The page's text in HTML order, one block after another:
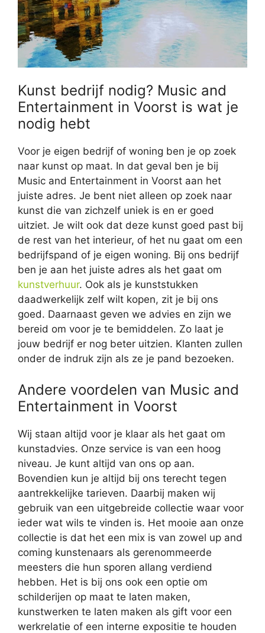
Kunst bedrijf nodig? Music and
Entertainment in Voorst is wat je
nodig hebt
Voor je eigen bedrijf of woning ben je op zoek
naar kunst op maat. In dat geval ben je bij
Music and Entertainment in Voorst aan het
juiste adres. Je bent niet alleen op zoek naar
kunst die van zichzelf uniek is en er goed
uitziet. Je wilt ook dat deze kunst goed past bij
de rest van het interieur, of het nu gaat om een
bedrijfspand of je eigen woning. Bij ons bedrijf
ben je aan het juiste adres als het gaat om
kunstverhuur. Ook als je kunststukken
daadwerkelijk zelf wilt kopen, zit je bij ons
goed. Daarnaast geven we advies en zijn we
bereid om voor je te bemiddelen. Zo laat je
jouw bedrijf er nog beter uitzien. Klanten zullen
onder de indruk zijn als ze je pand bezoeken.
Andere voordelen van Music and
Entertainment in Voorst
Wij staan altijd voor je klaar als het gaat om
kunstadvies. Onze service is van een hoog
niveau. Je kunt altijd van ons op aan.
Bovendien kun je altijd bij ons terecht tegen
aantrekkelijke tarieven. Daarbij maken wij
gebruik van een uitgebreide collectie waar voor
ieder wat wils te vinden is. Het mooie aan onze
collectie is dat het een mix is van zowel up and
coming kunstenaars als gerenommeerde
meesters die hun sporen allang verdiend
hebben. Het is bij ons ook een optie om
schilderijen op maat te laten maken,
kunstwerken te laten maken als gift voor een
werkrelatie of een interne expositie te houden